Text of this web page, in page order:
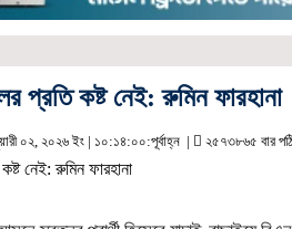
প্রতি কষ্ট নেই: রুমিন ফারহানা
০২, ২০২৬ ইং | ১০:১৪:০০:পূর্বাহ্ন | ২৫৭৩৮৬৫ বার